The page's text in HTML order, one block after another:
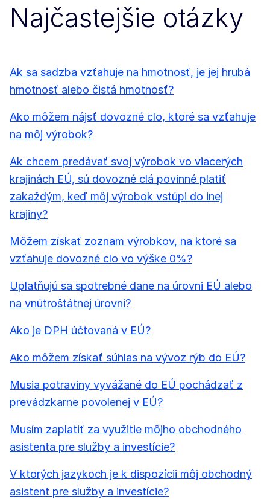
Najčastejšie otázky
Ak sa sadzba vzťahuje na hmotnosť, je jej hrubá
hmotnosť alebo čistá hmotnosť?
Ako môžem nájsť dovozné clo, ktoré sa vzťahuje
na môj výrobok?
Ak chcem predávať svoj výrobok vo viacerých
krajinách EÚ, sú dovozné clá povinné platiť
zakaždým, keď môj výrobok vstúpi do inej
krajiny?
Môžem získať zoznam výrobkov, na ktoré sa
vzťahuje dovozné clo vo výške 0%?
Uplatňujú sa spotrebné dane na úrovni EÚ alebo
na vnútroštátnej úrovni?
Ako je DPH účtovaná v EÚ?
Ako môžem získať súhlas na vývoz rýb do EÚ?
Musia potraviny vyvážané do EÚ pochádzať z
prevádzkarne povolenej v EÚ?
Musím zaplatiť za využitie môjho obchodného
asistenta pre služby a investície?
V ktorých jazykoch je k dispozícii môj obchodný
asistent pre služby a investície?